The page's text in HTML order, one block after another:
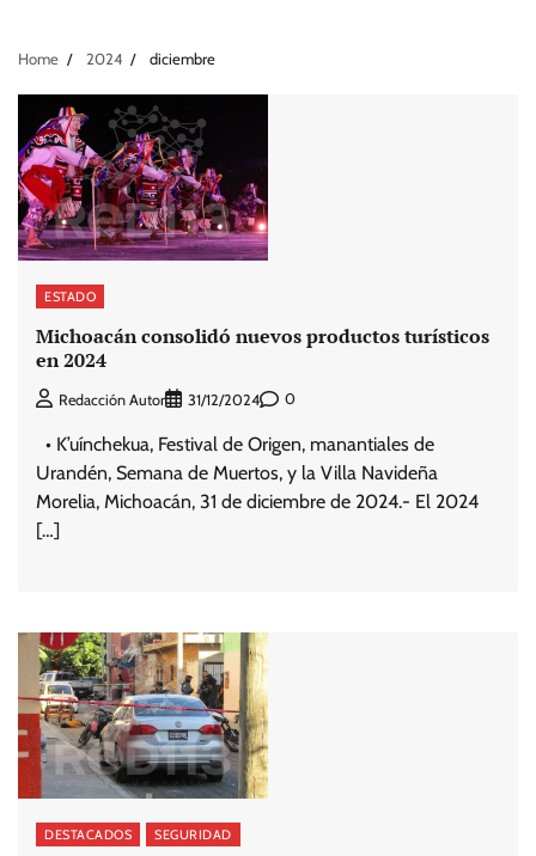
Home 2024 diciembre
ESTADO
Michoacán consolidó nuevos productos turísticos
en 2024
Redacción Autor 31/12/2024 0
• K’uínchekua, Festival de Origen, manantiales de
Urandén, Semana de Muertos, y la Villa Navideña
Morelia, Michoacán, 31 de diciembre de 2024.- El 2024
[…]
DESTACADOS SEGURIDAD